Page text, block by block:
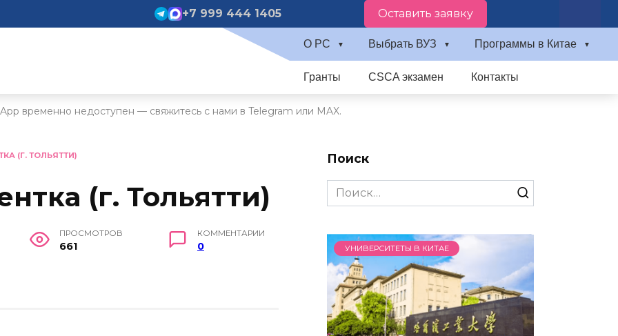
+7 999 444 1405 Оставить заявку
О PC Выбрать ВУЗ Программы в Китае
Гранты CSCA экзамен Контакты
временно недоступен — свяжитесь с нами в Telegram или MAX.
(Г. ТОЛЬЯТТИ)
(г. Тольятти)
ПРОСМОТРОВ
661
КОММЕНТАРИИ
0
Поиск
Search
for:
УНИВЕРСИТЕТЫ В КИТАЕ